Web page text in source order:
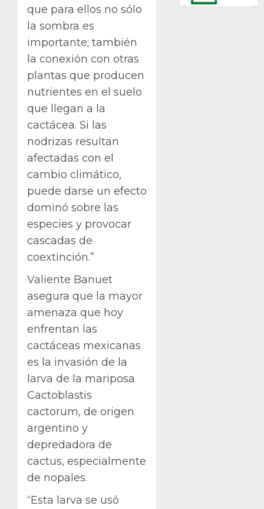
que para ellos no sólo
la sombra es
importante; también
la conexión con otras
plantas que producen
nutrientes en el suelo
que llegan a la
cactácea. Si las
nodrizas resultan
afectadas con el
cambio climático,
puede darse un efecto
dominó sobre las
especies y provocar
cascadas de
coextinción.”
Valiente Banuet
asegura que la mayor
amenaza que hoy
enfrentan las
cactáceas mexicanas
es la invasión de la
larva de la mariposa
Cactoblastis
cactorum, de origen
argentino y
depredadora de
cactus, especialmente
de nopales.
“Esta larva se usó